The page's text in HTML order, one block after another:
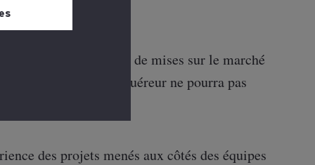
sans les autorisations de mises sur le marché
nécessaires, l’acquéreur ne pourra pas
des projets menés aux côtés des équipes
de chaque